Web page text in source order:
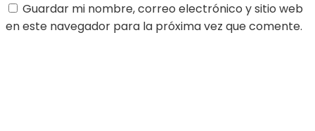
Guardar mi nombre, correo electrónico y sitio web
en este navegador para la próxima vez que comente.